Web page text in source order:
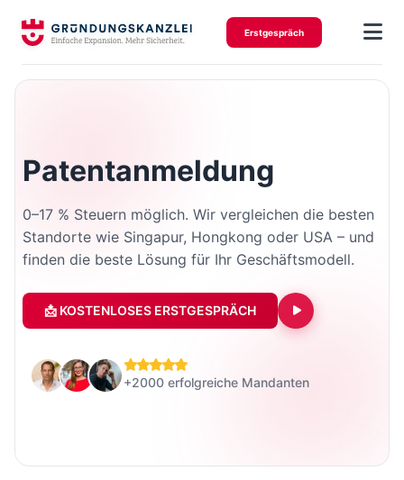
Erstgespräch
Patentanmeldung
0–17 % Steuern möglich. Wir vergleichen die besten
Standorte wie Singapur, Hongkong oder USA – und
finden die beste Lösung für Ihr Geschäftsmodell.
📩 KOSTENLOSES ERSTGESPRÄCH
+2000 erfolgreiche Mandanten